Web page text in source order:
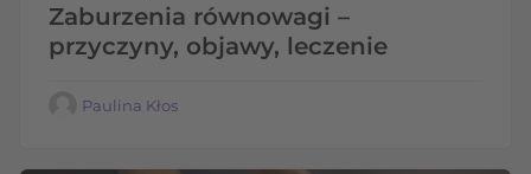
Zaburzenia równowagi –
przyczyny, objawy, leczenie
Paulina Kłos